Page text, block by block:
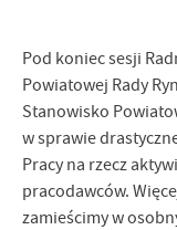
Pod koniec sesji
Powiatowej Rady
Stanowisko
w sprawie
Pracy na rzecz
pracodawców.
zamieścimy w